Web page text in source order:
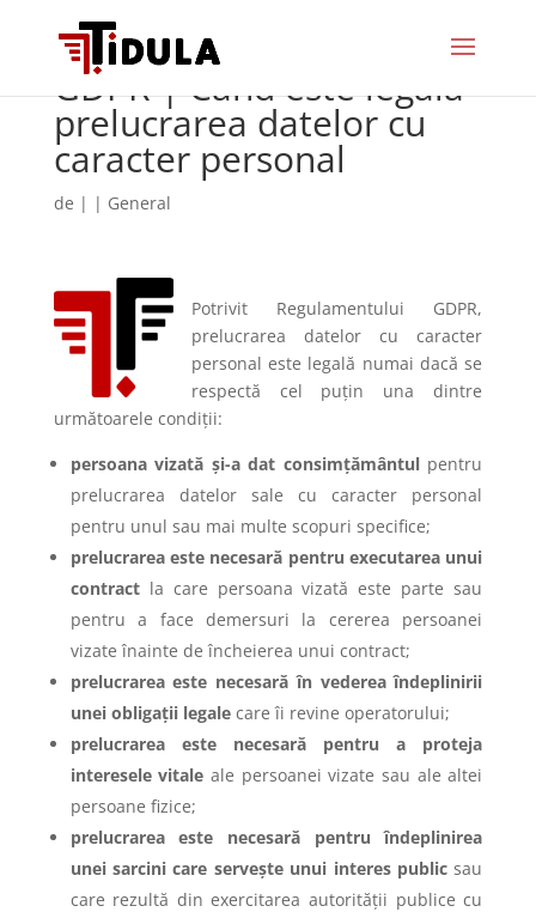
GDPR | Când este legală
prelucrarea datelor cu
caracter personal
de | | General
Potrivit Regulamentului GDPR,
prelucrarea datelor cu caracter
personal este legală numai dacă se
respectă cel puțin una dintre
următoarele condiții:
persoana vizată și-a dat consimțământulpentru
prelucrarea datelor sale cu caracter personal
pentru unul sau mai multe scopuri specifice;
prelucrarea este necesară pentru executarea unui
contractla care persoana vizată este parte sau
pentru a face demersuri la cererea persoanei
vizate înainte de încheierea unui contract;
prelucrarea este necesară în vederea îndeplinirii
unei obligații legalecare îi revine operatorului;
prelucrarea este necesară pentru a proteja
interesele vitale ale persoanei vizate sau ale altei
persoane fizice;
prelucrarea este necesară pentru îndeplinirea
unei sarcini care servește unui interes publicsau
care rezultă din exercitarea autorității publice cu